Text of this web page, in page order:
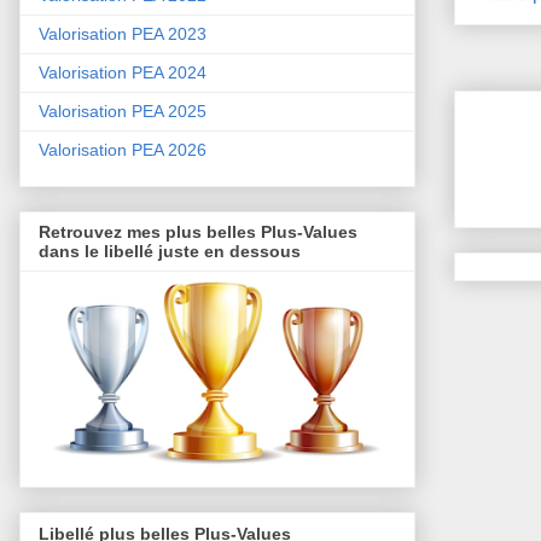
Valorisation PEA 2023
Valorisation PEA 2024
Valorisation PEA 2025
Valorisation PEA 2026
Retrouvez mes plus belles Plus-Values
dans le libellé juste en dessous
Libellé plus belles Plus-Values